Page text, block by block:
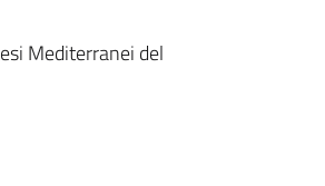
Mediterranei del